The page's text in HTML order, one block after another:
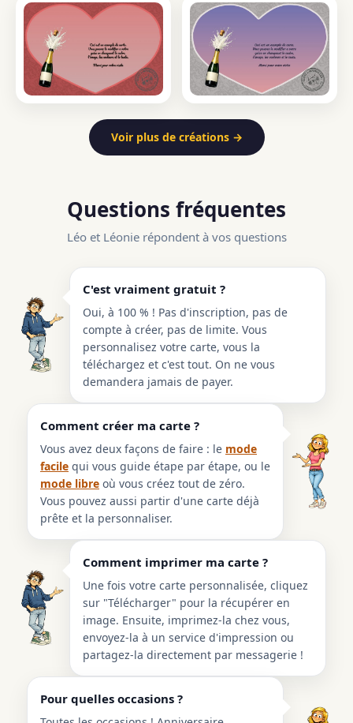
Voir plus de créations →
Questions fréquentes
Léo et Léonie répondent à vos questions
C'est vraiment gratuit ?
Oui, à 100 % ! Pas d'inscription, pas de
compte à créer, pas de limite. Vous
personnalisez votre carte, vous la
téléchargez et c'est tout. On ne vous
demandera jamais de payer.
Comment créer ma carte ?
Vous avez deux façons de faire : le mode
facile qui vous guide étape par étape, ou le
mode libre où vous créez tout de zéro.
Vous pouvez aussi partir d'une carte déjà
prête et la personnaliser.
Comment imprimer ma carte ?
Une fois votre carte personnalisée, cliquez
sur "Télécharger" pour la récupérer en
image. Ensuite, imprimez-la chez vous,
envoyez-la à un service d'impression ou
partagez-la directement par messagerie !
Pour quelles occasions ?